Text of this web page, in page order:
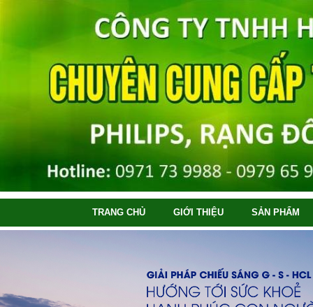
TRANG CHỦ GIỚI THIỆU SẢN PHẨM